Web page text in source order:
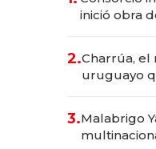
inició obra
millones
2.Charrúa, el
uruguayo
3.Malabrigo